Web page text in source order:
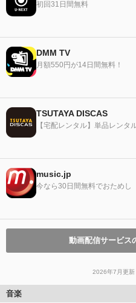
初回31日間無料
DMM TV
月額550円が14日間無料！
TSUTAYA DISCAS
【宅配レンタル】単品レンタ
music.jp
今なら30日間無料でおためし
動画配信サービス
2026年7月更新
音楽